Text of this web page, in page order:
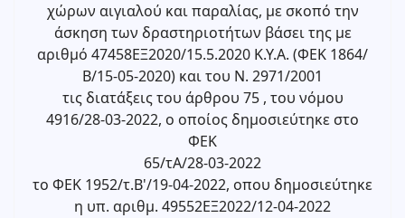
χώρων αιγιαλού και παραλίας, με σκοπό την
άσκηση των δραστηριοτήτων βάσει της με
αριθμό 47458ΕΞ2020/15.5.2020 Κ.Υ.Α. (ΦΕΚ 1864/
Β/15-05-2020) και του Ν. 2971/2001
τις διατάξεις του άρθρου 75 , του νόμου
4916/28-03-2022, ο οποίος δημοσιεύτηκε στο
ΦΕΚ
65/τΑ/28-03-2022
το ΦΕΚ 1952/τ.Β'/19-04-2022, οπου δημοσιεύτηκε
η υπ. αριθμ. 49552ΕΞ2022/12-04-2022